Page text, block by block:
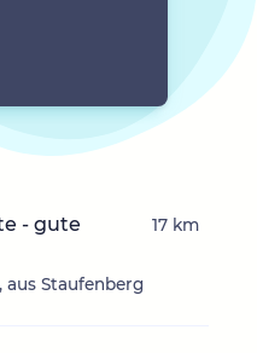
- gute
aus Staufenberg
17 km